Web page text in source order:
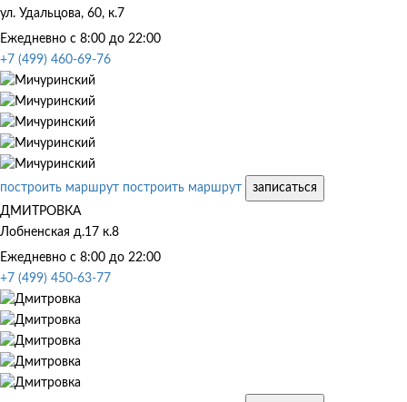
ул. Удальцова, 60, к.7
Ежедневно с 8:00 до 22:00
+7 (499) 460-69-76
построить маршрут построить маршрут
записаться
ДМИТРОВКА
Лобненская д.17 к.8
Ежедневно с 8:00 до 22:00
+7 (499) 450-63-77